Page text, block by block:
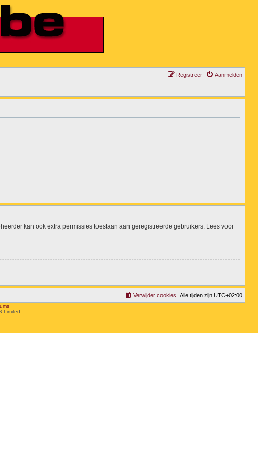
Aanmelden
Registreer
kan ook extra permissies toestaan aan geregistreerde gebruikers. Lees voor
Alle tijden zijn UTC+02:00
Verwijder cookies
Limited